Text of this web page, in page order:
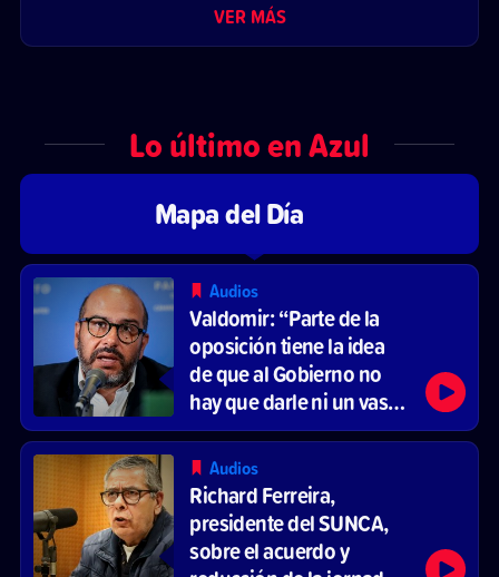
VER MÁS
Lo último en Azul
Mapa del Día
Audios
Valdomir: “Parte de la
oposición tiene la idea
de que al Gobierno no
hay que darle ni un vaso
de agua”
Audios
Richard Ferreira,
presidente del SUNCA,
sobre el acuerdo y